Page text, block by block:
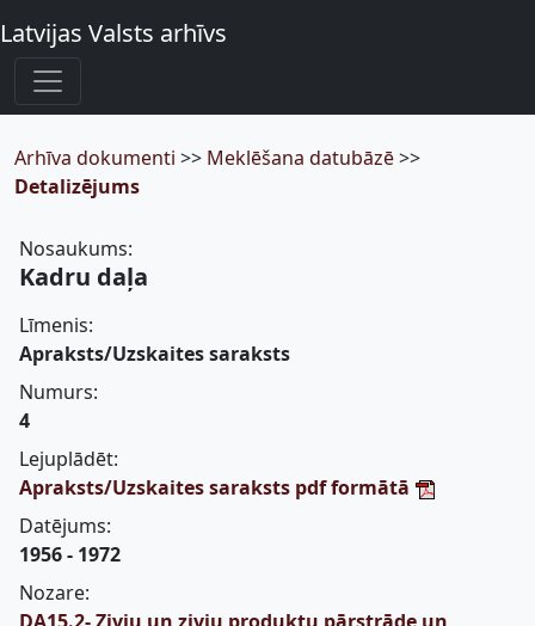
Latvijas Valsts arhīvs
Arhīva dokumenti >> Meklēšana datubāzē>>
Detalizējums
Nosaukums:
Kadru daļa
Līmenis:
Apraksts/Uzskaites saraksts
Numurs:
4
Lejuplādēt:
Apraksts/Uzskaites saraksts pdf formātā
Datējums:
1956 - 1972
Nozare: